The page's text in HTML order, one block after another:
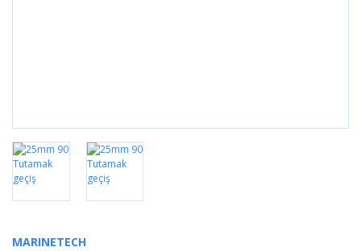
MARINETECH